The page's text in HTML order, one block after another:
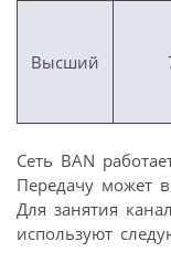
Высший
Сеть BAN
Передачу может
Для занятия
используют